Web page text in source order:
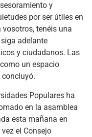
y
por ser útiles en
vosotros, tenéis una
adelante
y ciudadanos. Las
un espacio
concluyó.
Populares ha
en la asamblea
esta mañana en
el Consejo